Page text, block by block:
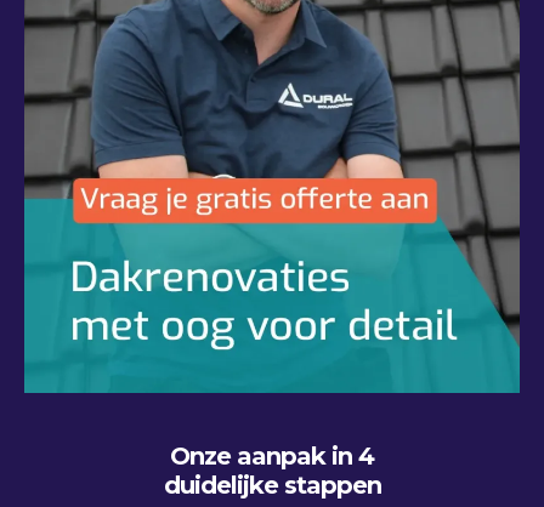
Onze aanpak in 4
duidelijke stappen